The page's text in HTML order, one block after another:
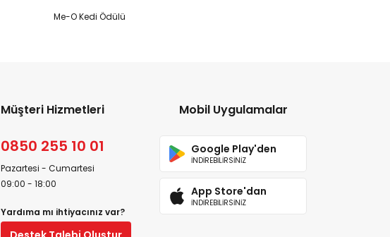
Me-O Kedi Ödülü
Müşteri Hizmetleri
0850 255 10 01
Pazartesi - Cumartesi
09:00 - 18:00
Yardıma mı ihtiyacınız var?
Mobil Uygulamalar
Google Play'den
İNDİREBİLİRSİNİZ
App Store'dan
İNDİREBİLİRSİNİZ